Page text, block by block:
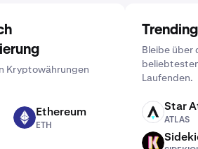
Kryptowährungen
ETH Ethereum
ETH
Bleibe über
Laufenden.
ATLAS Star
ATLAS
SIDEKICK